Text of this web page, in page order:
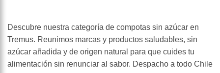
Descubre nuestra categoría de compotas sin azúcar en
Tremus. Reunimos marcas y productos saludables, sin
azúcar añadida y de origen natural para que cuides tu
alimentación sin renunciar al sabor. Despacho a todo Chile